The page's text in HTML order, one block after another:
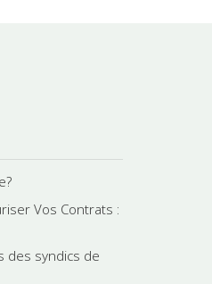
Vos Contrats :
des syndics de